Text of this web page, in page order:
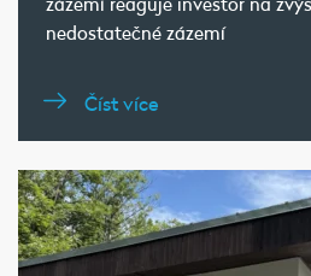
nedostatečné zázemí
Číst více